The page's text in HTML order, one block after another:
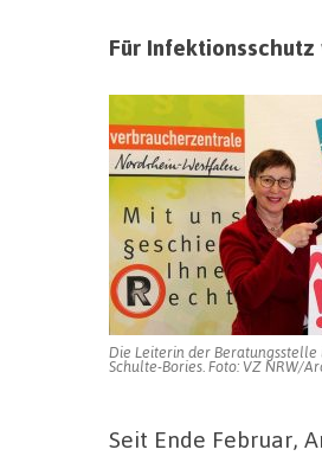
Für
Die Leiterin der
Schulte-Bories. Foto: VZ NRW/
Seit Ende Februar,